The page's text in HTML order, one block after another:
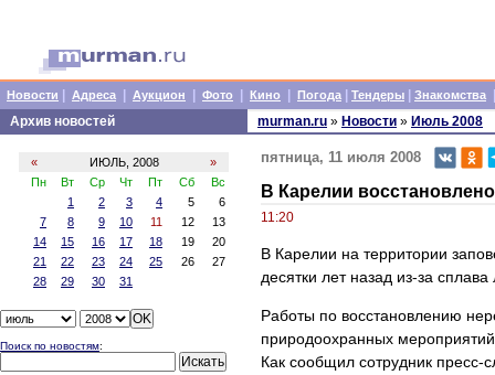
Новости Адреса Аукцион Фото Кино Погода Тендеры Знакомства
Архив новостей
« ИЮЛЬ, 2008
»
Пн
Вт Ср Чт Пт Сб
Вс
1
2 3 4 5
6
7
8 9 10 11 12
13
14
15 16 17 18 19
20
21
22 23 24 25 26
27
28
29 30 31
Поиск по новостям:
murman.ru » Новости » Июль 2008
пятница, 11 июля 2008
В Карелии
11:20
В Карелии на территории
десятки лет назад из-за
Работы по восстановлению
природоохранных
Как сообщил сотрудник пресс-